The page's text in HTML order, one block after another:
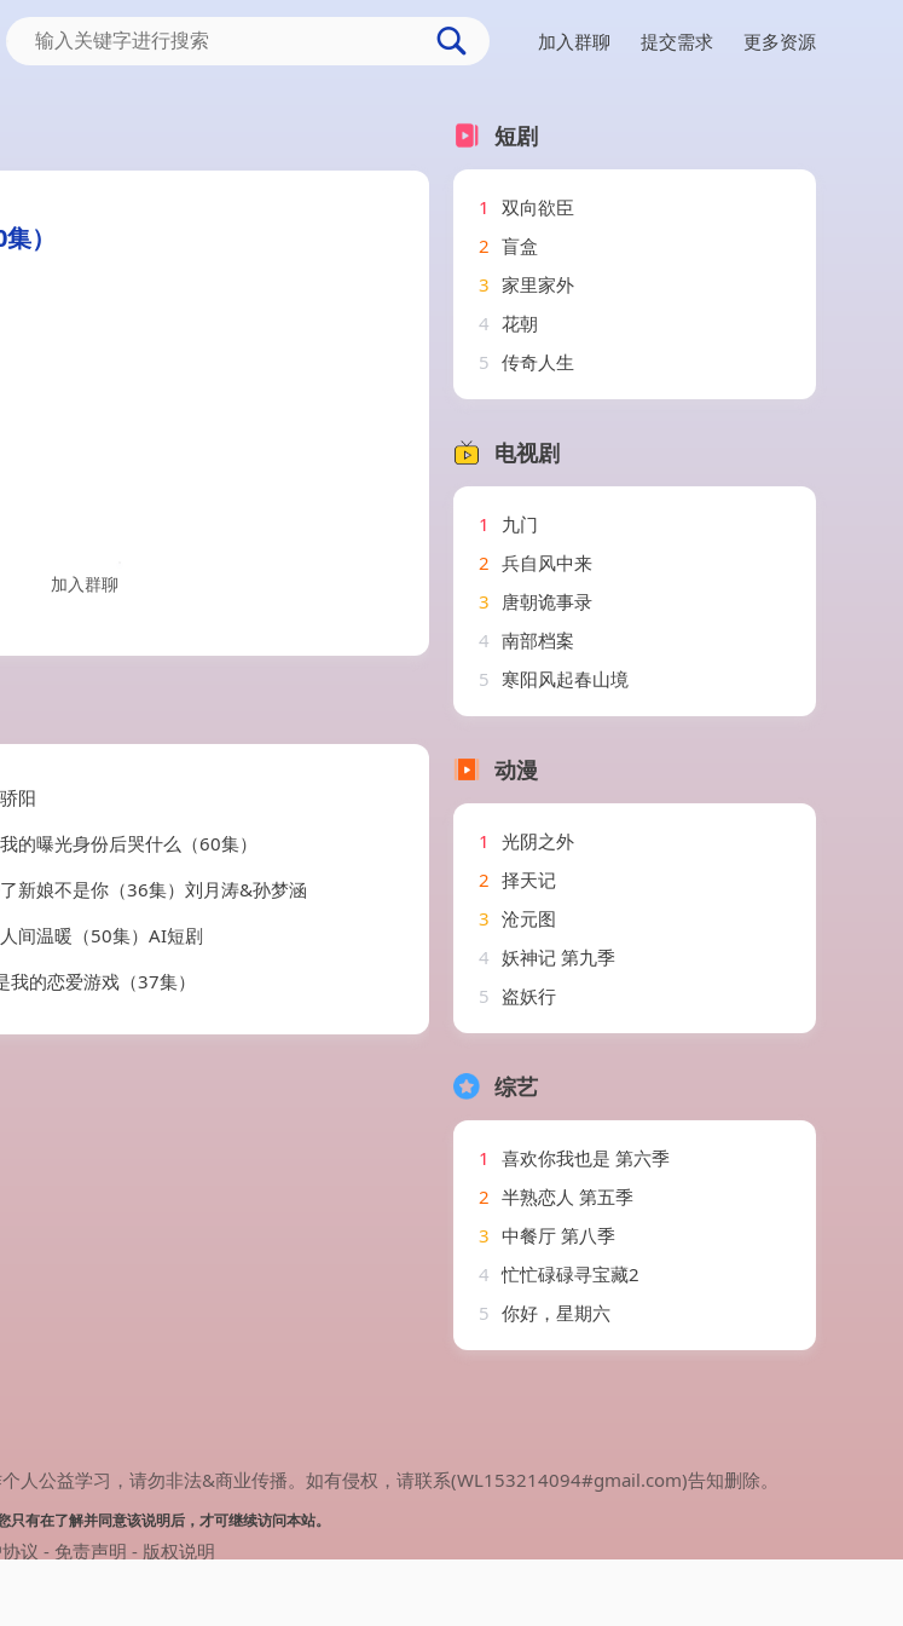
加入群聊 提交需求 更多资源
）
加入群聊
阳
的曝光身份后哭什么（60集）
新娘不是你（36集）刘月涛&孙梦涵
间温暖（50集）AI短剧
我的恋爱游戏（37集）
短剧
1
双向欲臣
2 盲盒
3 家里家外
4 花朝
5 传奇人生
电视剧
1
九门
2 兵自风中来
3 唐朝诡事录
4 南部档案
5 寒阳风起春山境
动漫
1
光阴之外
2 择天记
3 沧元图
4 妖神记 第九季
5 盗妖行
综艺
1
喜欢你我也是 第六季
2 半熟恋人 第五季
3 中餐厅 第八季
4 忙忙碌碌寻宝藏2
5 你好，星期六
人公益学习，请勿非法&商业传播。如有侵权，请联系(WL153214094#gmail.com)告知删除。
只有在了解并同意该说明后，才可继续访问本站。
议 - 免责声明 - 版权说明